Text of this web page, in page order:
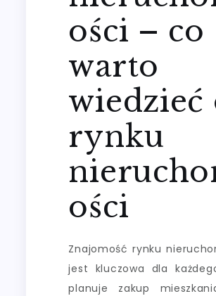
ości – co
warto
wiedzieć
rynku
ości
Znajomość rynku
jest kluczowa dla
planuje zakup